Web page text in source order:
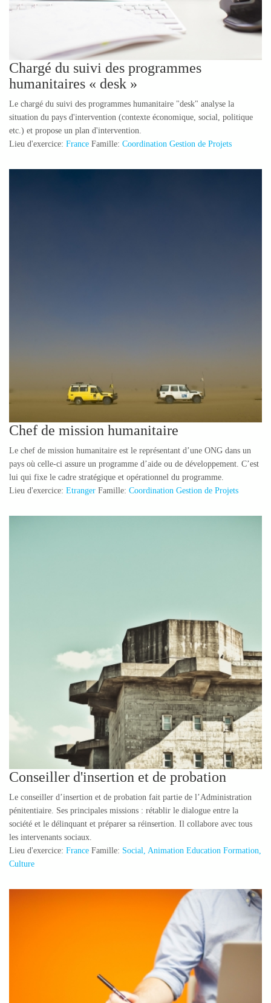
Chargé du suivi des programmes
humanitaires « desk »
Le chargé du suivi des programmes humanitaire "desk" analyse la
situation du pays d'intervention (contexte économique, social, politique
etc.) et propose un plan d'intervention.
Lieu d'exercice: France Famille: Coordination Gestion de Projets
Chef de mission humanitaire
Le chef de mission humanitaire est le représentant d’une ONG dans un
pays où celle-ci assure un programme d’aide ou de développement. C’est
lui qui fixe le cadre stratégique et opérationnel du programme.
Lieu d'exercice: Etranger Famille: Coordination Gestion de Projets
Conseiller d'insertion et de probation
Le conseiller d’insertion et de probation fait partie de l’Administration
pénitentiaire. Ses principales missions : rétablir le dialogue entre la
société et le délinquant et préparer sa réinsertion. Il collabore avec tous
les intervenants sociaux.
Lieu d'exercice: France Famille: Social, Animation Education Formation,
Culture